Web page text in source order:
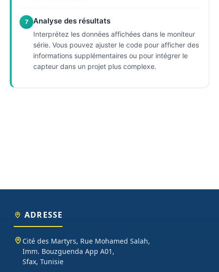
7 Analyse des résultats
Interprétez les données affichées dans le moniteur
série. Vous pouvez ajuster le code pour afficher des
informations supplémentaires ou pour intégrer le
capteur dans un projet plus complexe.
ADRESSE
Cité des Martyrs, Rue Mohamed Salah,
Imm. Bouzguenda App A01,
Sfax, Tunisie